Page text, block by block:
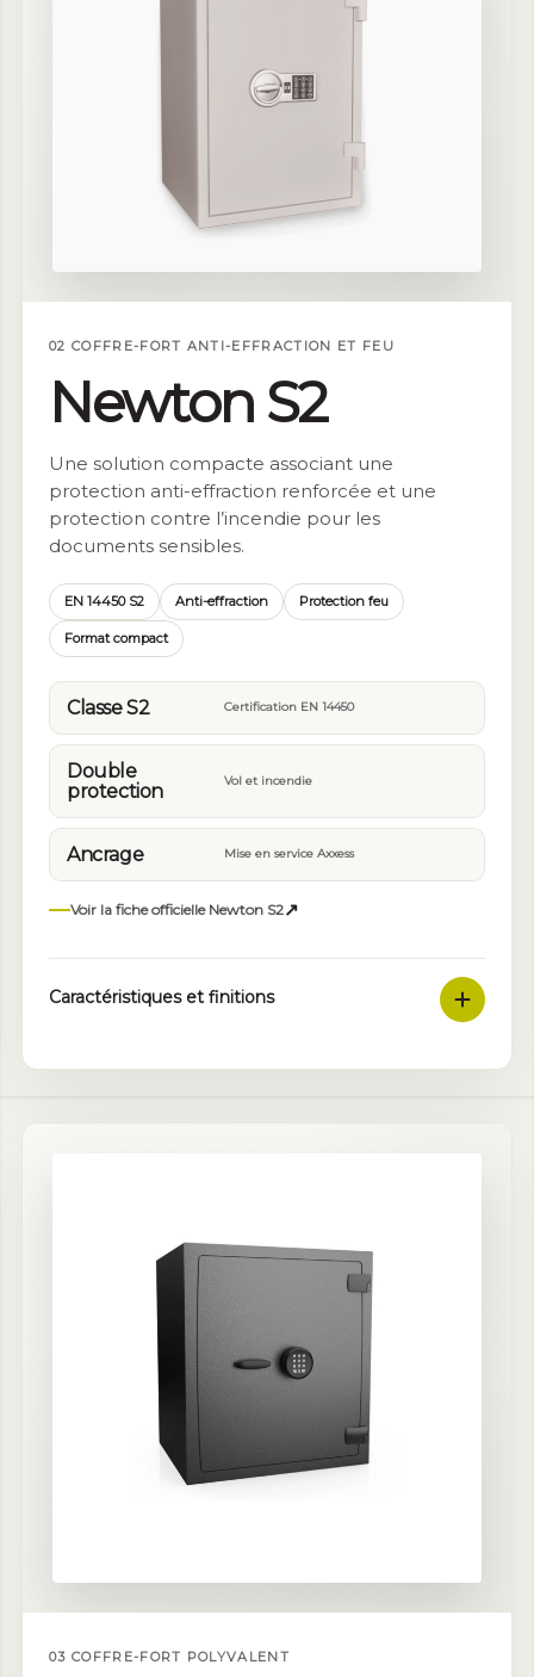
02 COFFRE-FORT ANTI-EFFRACTION ET FEU
Newton S2
Une solution compacte associant une
protection anti-effraction renforcée et une
protection contre l’incendie pour les
documents sensibles.
EN 14450 S2 Anti-effraction Protection feu
Format compact
Classe S2 Certification EN 14450
Double
protection
Vol et incendie
Ancrage Mise en service Axxess
Voir la fiche officielle Newton S2↗
Caractéristiques et finitions
03 COFFRE-FORT POLYVALENT